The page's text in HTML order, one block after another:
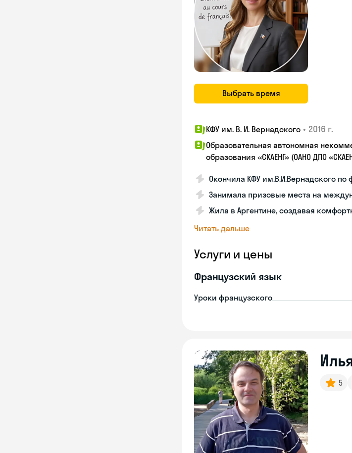
Выбрать время
КФУ им. В. И. Вернадского • 2016 г.
Образовательная автономная
образования «СКАЕНГ» (ОАНО ДПО
Окончила КФУ им.В.И.Вернадского по
Занимала призовые места на
Жила в Аргентине, создавая
Читать дальше
Услуги и цены
Французский язык
Уроки французского
5